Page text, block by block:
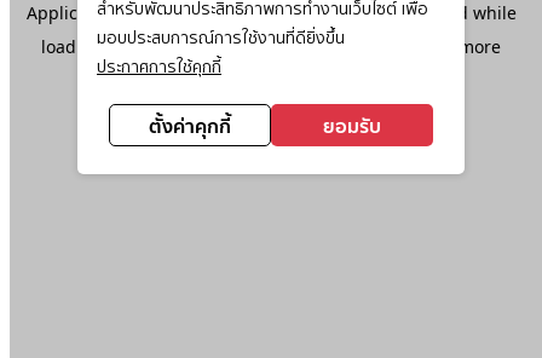
สำหรับพัฒนาประสิทธิภาพการทำงานเว็บไซต์ เพื่อ
มอบประสบการณ์การใช้งานที่ดียิ่งขึ้น
ประกาศการใช้คุกกี้
ตั้งค่าคุกกี้ ยอมรับ
Application error: aclient-side exception has occurred while
loadingwww.ktc.co.th(see the browser console
for more
information).